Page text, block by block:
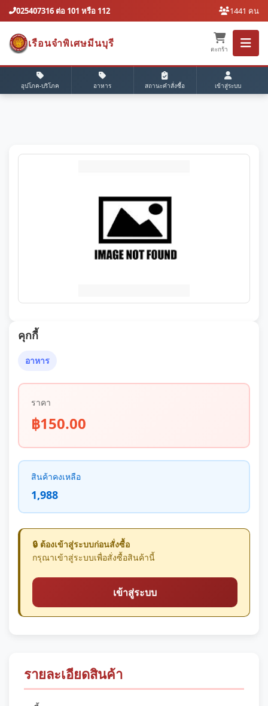
025407316 ต่อ 101 หรือ 112 1441 คน
เรือนจำพิเศษมีนบุรี
ตะกร้า
อุปโภค-บริโภค อาหาร สถานะคำสั่งซื้อ เข้าสู่ระบบ
คุกกี้
อาหาร
ราคา
฿150.00
สินค้าคงเหลือ
1,988
🔒 ต้องเข้าสู่ระบบก่อนสั่งซื้อ
กรุณาเข้าสู่ระบบเพื่อสั่งซื้อสินค้านี้
เข้าสู่ระบบ
รายละเอียดสินค้า